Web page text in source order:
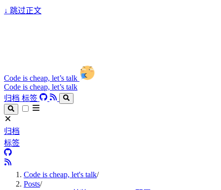
↓ 跳过正文
Code is cheap, let’s talk
Code is cheap, let’s talk
归档 标签
归档
标签
Code is cheap, let's talk/
Posts/